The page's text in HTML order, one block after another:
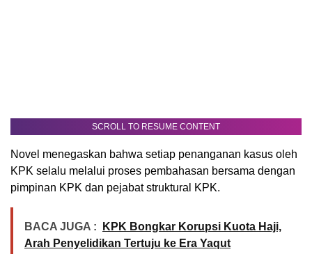
SCROLL TO RESUME CONTENT
Novel menegaskan bahwa setiap penanganan kasus oleh
KPK selalu melalui proses pembahasan bersama dengan
pimpinan KPK dan pejabat struktural KPK.
BACA JUGA :
KPK Bongkar Korupsi Kuota Haji,
Arah Penyelidikan Tertuju ke Era Yaqut